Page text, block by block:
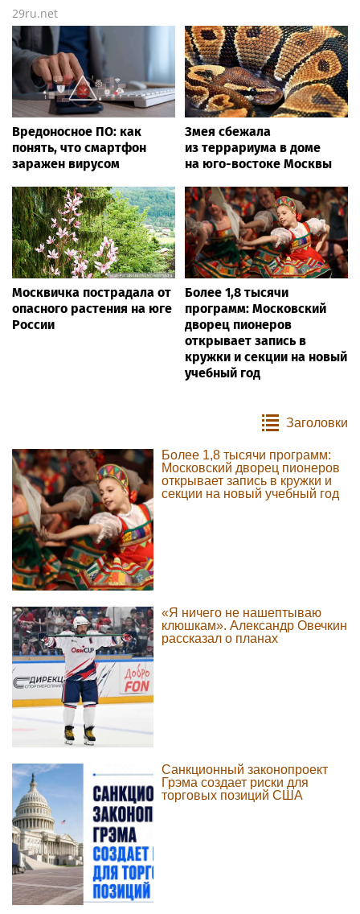
29ru.net
Вредоносное ПО: как
понять, что смартфон
заражен вирусом
Змея сбежала
из террариума в доме
на юго-востоке Москвы
Москвичка пострадала от
опасного растения на юге
России
Более 1,8 тысячи
программ: Московский
дворец пионеров
открывает запись в
кружки и секции на новый
учебный год
Заголовки
Более 1,8 тысячи программ:
Московский дворец пионеров
открывает запись в кружки и
секции на новый учебный год
«Я ничего не нашептываю
клюшкам». Александр Овечкин
рассказал о планах
Санкционный законопроект
Грэма создает риски для
торговых позиций США